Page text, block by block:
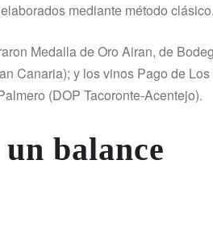
mediante método clásico.
Medalla de Oro Airan, de
Canaria); y los vinos Pago de
(DOP Tacoronte-Acentejo).
balance